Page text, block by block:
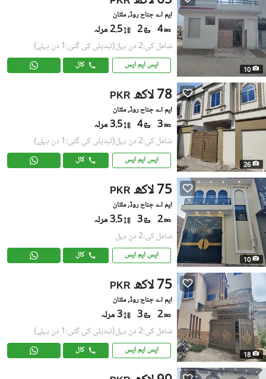
10
ایم اے جناح روڈ, ملتان
4
2 2.5 مرلہ
شامل کی:2 دن پہل (تبدیلی کی گئی:1 دن پہلے)
ایس ایم ایس کال
26
PKR 78 لاکھ
ایم اے جناح روڈ, ملتان
3
4 3.5 مرلہ
شامل کی:2 دن پہل (تبدیلی کی گئی:1 دن پہلے)
ایس ایم ایس کال
10
PKR 75 لاکھ
ایم اے جناح روڈ, ملتان
2
3 3.5 مرلہ
شامل کی:2 دن پہل
ایس ایم ایس کال
18
PKR 75 لاکھ
ایم اے جناح روڈ, ملتان
2
3 3 مرلہ
شامل کی:2 دن پہل (تبدیلی کی گئی:1 دن پہلے)
ایس ایم ایس کال